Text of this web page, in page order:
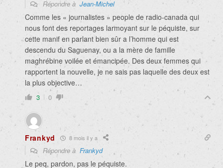
Répondre à Jean-Michel
Comme les « journalistes » people de radio-canada qui
nous font des reportages larmoyant sur le péquiste, sur
cette manif en parlant bien sûr a l’homme qui est
descendu du Saguenay, ou a la mère de famille
maghrébine voilée et émancipée. Des deux femmes qui
rapportent la nouvelle, je ne sais pas laquelle des deux est
la plus objective…
3 0
Frankyd 8 mois il y a
Répondre à Frankyd
Le peq, pardon, pas le péquiste.